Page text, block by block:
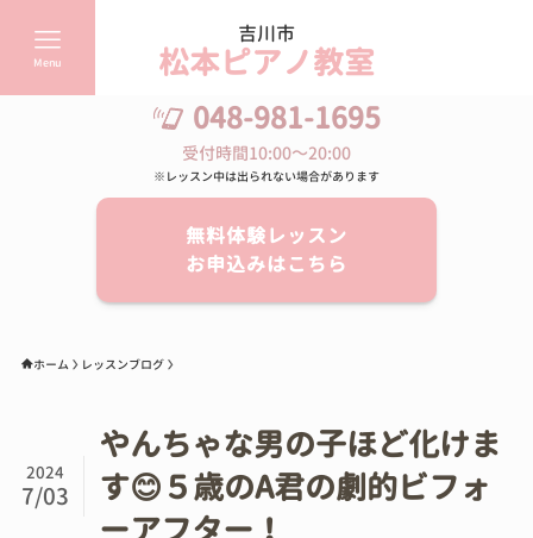
吉川市
松本ピアノ教室
Menu
048-981-1695
受付時間10:00～20:00
※レッスン中は出られない場合があります
無料体験レッスン
お申込みはこちら
ホーム レッスンブログ
やんちゃな男の子ほど化けま
す😊５歳のA君の劇的ビフォ
ーアフター！
2024
7/03